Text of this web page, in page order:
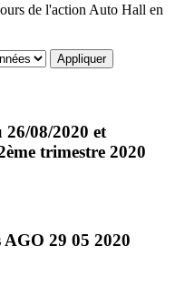
de l'action Auto Hall en
Appliquer
26/08/2020 et
trimestre 2020
AGO 29 05 2020